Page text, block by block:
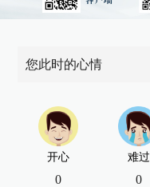
您此时的心情
开心
0
难过
0